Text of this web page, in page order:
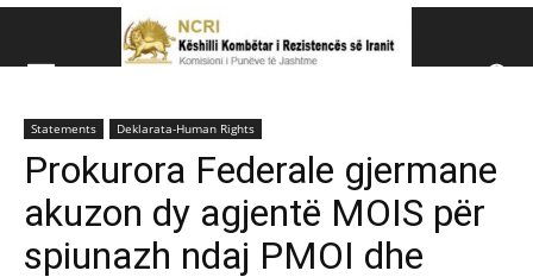
Këshillit Kombëtar të Rezistencës së Iranit (NCRI)
Statements Deklarata-Human Rights
Prokurora Federale gjermane
akuzon dy agjentë MOIS për
spiunazh ndaj PMOI dhe